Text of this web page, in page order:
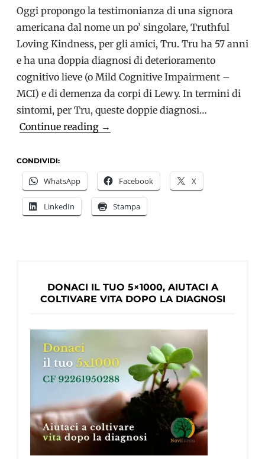
Oggi propongo la testimonianza di una signora
americana dal nome un po’ singolare, Truthful
Loving Kindness, per gli amici, Tru. Tru ha 57 anni
e ha una doppia diagnosi di deterioramento
cognitivo lieve (o Mild Cognitive Impairment –
MCI) e di demenza da corpi di Lewy. In termini di
sintomi, per Tru, queste doppie diagnosi…
Continue reading Una
le
fatiche
quotidiane
→
CONDIVIDI:
WhatsApp Facebook X
LinkedIn Stampa
DONACI IL TUO 5×1000, AIUTACI A
COLTIVARE VITA DOPO LA DIAGNOSI